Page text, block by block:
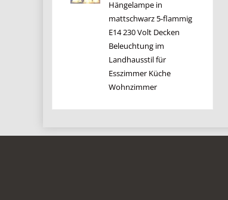
Hängelampe in
mattschwarz 5-flammig
E14 230 Volt Decken
Beleuchtung im
Landhausstil für
Esszimmer Küche
Wohnzimmer